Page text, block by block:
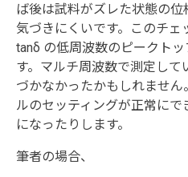
ば後は試料がズレた状態の
気づきにくいです。このチェ
tanδ の低周波数のピークト
す。マルチ周波数で測定し
づかなかったかもしれませ
ルのセッティングが正常に
になったりします。
筆者の場合、